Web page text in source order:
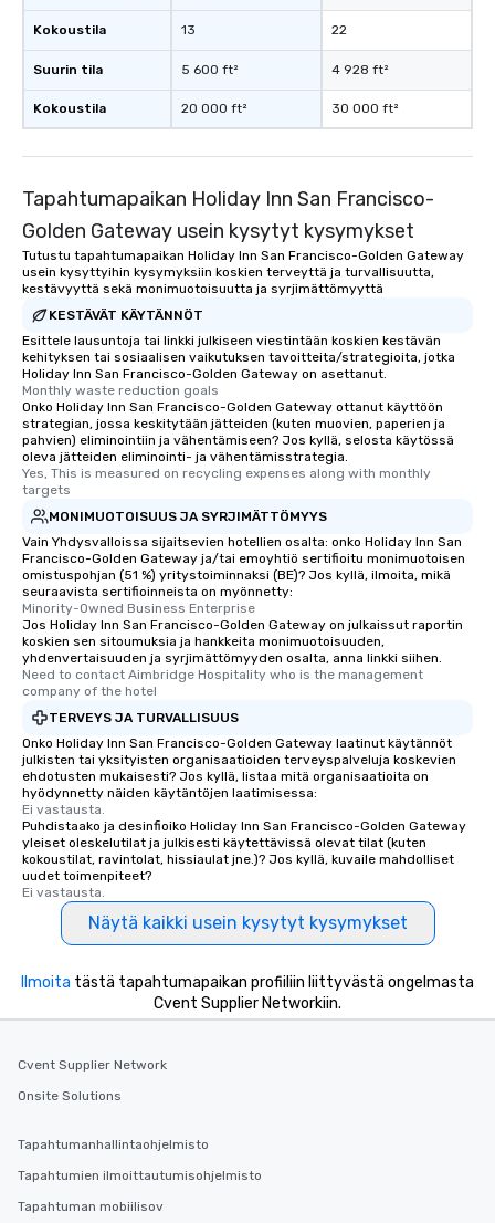
Kokoustila
Suurin tila
Kokoustila
13
5 600 ft²
20 000 ft²
22
4 928 ft²
30 000 ft²
Tapahtumapaikan Holiday Inn San Francisco-
Golden Gateway usein kysytyt kysymykset
Tutustu tapahtumapaikan Holiday Inn San Francisco-Golden Gateway
usein kysyttyihin kysymyksiin koskien terveyttä ja turvallisuutta,
kestävyyttä sekä monimuotoisuutta ja syrjimättömyyttä
KESTÄVÄT KÄYTÄNNÖT
Esittele lausuntoja tai linkki julkiseen viestintään koskien kestävän
kehityksen tai sosiaalisen vaikutuksen tavoitteita/strategioita, jotka
Holiday Inn San Francisco-Golden Gateway on asettanut.
Monthly waste reduction goals
Onko Holiday Inn San Francisco-Golden Gateway ottanut käyttöön
strategian, jossa keskitytään jätteiden (kuten muovien, paperien ja
pahvien) eliminointiin ja vähentämiseen? Jos kyllä, selosta käytössä
oleva jätteiden eliminointi- ja vähentämisstrategia.
Yes, This is measured on recycling expenses along with monthly
targets
MONIMUOTOISUUS JA SYRJIMÄTTÖMYYS
Vain Yhdysvalloissa sijaitsevien hotellien osalta: onko Holiday Inn San
Francisco-Golden Gateway ja/tai emoyhtiö sertifioitu monimuotoisen
omistuspohjan (51 %) yritystoiminnaksi (BE)? Jos kyllä, ilmoita, mikä
seuraavista sertifioinneista on myönnetty:
Minority-Owned Business Enterprise
Jos Holiday Inn San Francisco-Golden Gateway on julkaissut raportin
koskien sen sitoumuksia ja hankkeita monimuotoisuuden,
yhdenvertaisuuden ja syrjimättömyyden osalta, anna linkki siihen.
Need to contact Aimbridge Hospitality who is the management
company of the hotel
TERVEYS JA TURVALLISUUS
Onko Holiday Inn San Francisco-Golden Gateway laatinut käytännöt
julkisten tai yksityisten organisaatioiden terveyspalveluja koskevien
ehdotusten mukaisesti? Jos kyllä, listaa mitä organisaatioita on
hyödynnetty näiden käytäntöjen laatimisessa:
Ei vastausta.
Puhdistaako ja desinfioiko Holiday Inn San Francisco-Golden Gateway
yleiset oleskelutilat ja julkisesti käytettävissä olevat tilat (kuten
kokoustilat, ravintolat, hissiaulat jne.)? Jos kyllä, kuvaile mahdolliset
uudet toimenpiteet?
Ei vastausta.
Näytä kaikki usein kysytyt kysymykset
Ilmoita tästä tapahtumapaikan profiiliin liittyvästä ongelmasta
Cvent Supplier Networkiin.
Cvent Supplier Network
Onsite Solutions
Tapahtumanhallintaohjelmisto
Tapahtumien ilmoittautumisohjelmisto
Tapahtuman mobiilisov